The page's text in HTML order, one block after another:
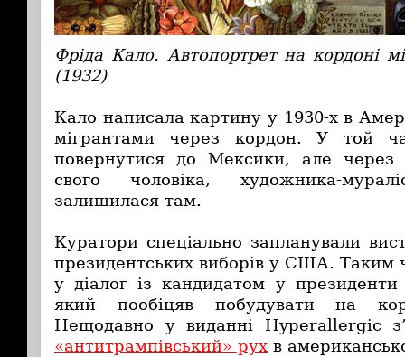
Фріда Кало. Автопортрет на
(1932)
Кало написала картину у 1930-х в
мігрантами через кордон. У той
повернутися до Мексики, але через
свого чоловіка, художника-
залишилася там.
Куратори спеціально запланували
президентських виборів у США. Таким
у діалог із кандидатом у
який пообіцяв побудувати на
Нещодавно у виданні Hyperallergic
«антитрампівський» рух в